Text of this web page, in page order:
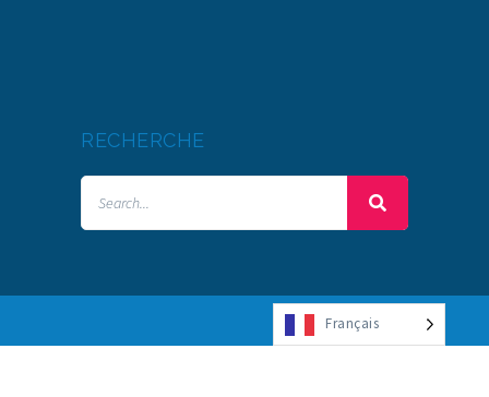
RECHERCHE
Français